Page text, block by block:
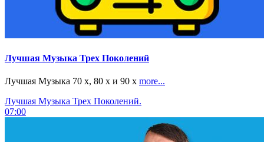
Лучшая Музыка Трех Поколений
Лучшая Музыка 70 х, 80 х и 90 х more...
Лучшая Музыка Трех Поколений.
07:00